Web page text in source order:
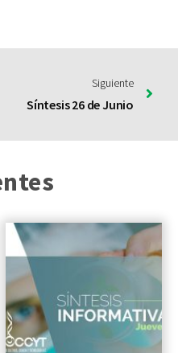
Siguiente
Síntesis 26 de Junio